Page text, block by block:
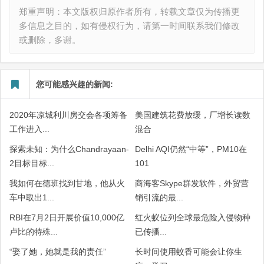
郑重声明：本文版权归原作者所有，转载文章仅为传播更
多信息之目的，如有侵权行为，请第一时间联系我们修改
或删除，多谢。
您可能感兴趣的新闻:
2020年凉城利川房交会各项筹备
工作进入...
美国建筑花费放缓，厂增长读数
混合
探索未知：为什么Chandrayaan-
2目标目标...
Delhi AQI仍然“中等”，PM10在
101
我如何在德班找到甘地，他从火
车中取出1...
商海客Skype群发软件，外贸营
销引流的最...
RBI在7月2日开展价值10,000亿
卢比的特殊...
红火蚁位列全球最危险入侵物种
已传播...
“娶了她，她就是我的责任”
长时间使用蚊香可能会让你生